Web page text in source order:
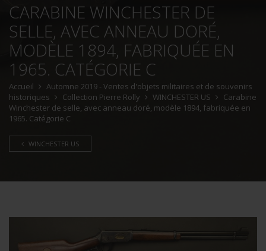
CARABINE WINCHESTER DE
SELLE, AVEC ANNEAU DORÉ,
MODÈLE 1894, FABRIQUÉE EN
1965. CATÉGORIE C
Accueil
Automne 2019 - Ventes d'objets militaires et de souvenirs
historiques
Collection Pierre Rolly WINCHESTER US
Carabine
Winchester de selle, avec anneau doré, modèle 1894, fabriquée en
1965. Catégorie C
WINCHESTER US